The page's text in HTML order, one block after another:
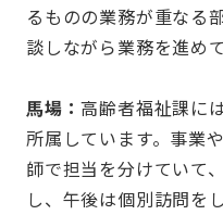
るものの業務が重なる
談しながら業務を進めて
馬場：高齢者福祉課に
所属しています。事業
師で担当を分けていて
し、午後は個別訪問を